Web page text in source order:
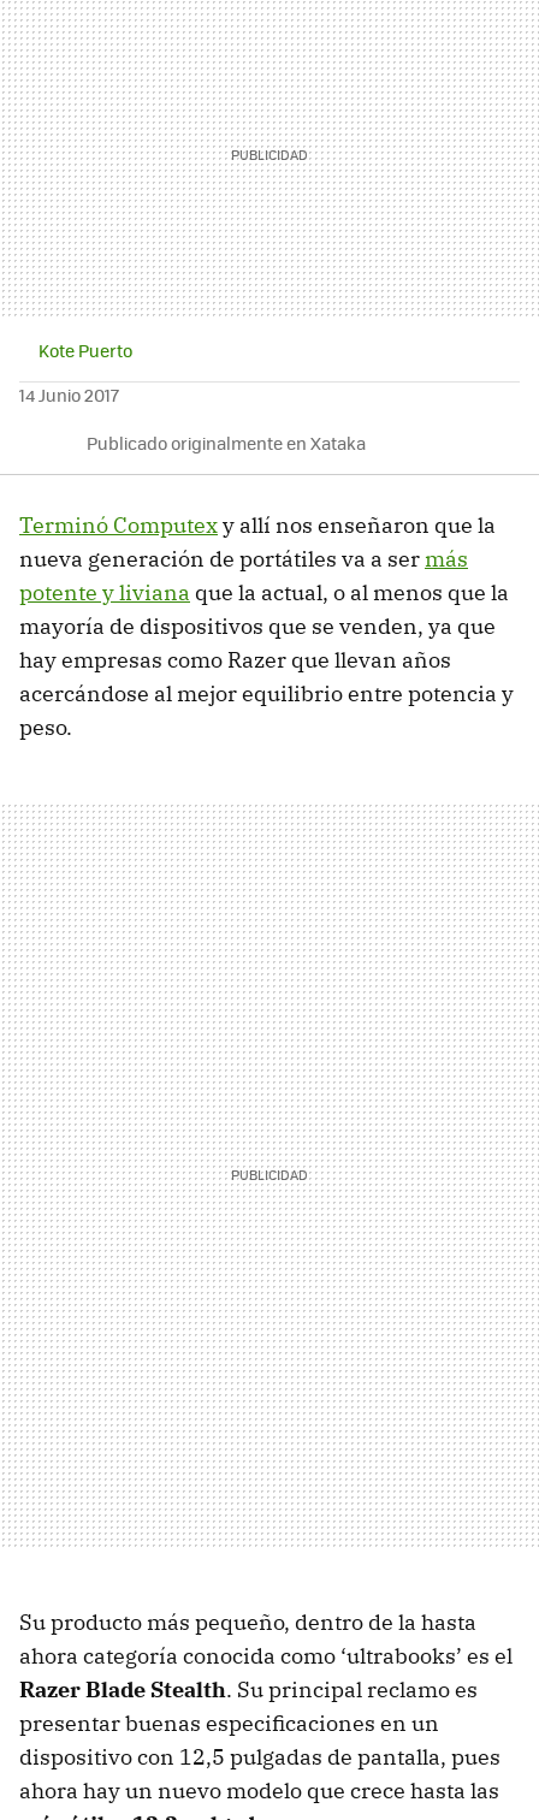
MAIL
Kote Puerto
14 Junio 2017
Publicado originalmente en Xataka
Terminó Computexy allí nos enseñaron que la
nueva generación de portátiles va a sermás
potente y liviana que la actual, o al menos que la
mayoría de dispositivos que se venden, ya que
hay empresas como Razer que llevan años
acercándose al mejor equilibrio entre potencia y
peso.
Su producto más pequeño, dentro de la hasta
ahora categoría conocida como ‘ultrabooks’ es el
Razer Blade Stealth. Su principal reclamo es
presentar buenas especificaciones en un
dispositivo con 12,5 pulgadas de pantalla, pues
ahora hay un nuevo modelo que crece hasta las